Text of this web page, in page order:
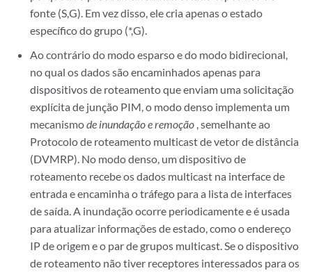
fonte (S,G). Em vez disso, ele cria apenas o estado
específico do grupo (*,G).
Ao contrário do modo esparso e do modo bidirecional,
no qual os dados são encaminhados apenas para
dispositivos de roteamento que enviam uma solicitação
explícita de junção PIM, o modo denso implementa um
mecanismode inundação e remoção , semelhante ao
Protocolo de roteamento multicast de vetor de distância
(DVMRP). No modo denso, um dispositivo de
roteamento recebe os dados multicast na interface de
entrada e encaminha o tráfego para a lista de interfaces
de saída. A inundação ocorre periodicamente e é usada
para atualizar informações de estado, como o endereço
IP de origem e o par de grupos multicast. Se o dispositivo
de roteamento não tiver receptores interessados para os